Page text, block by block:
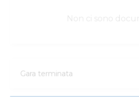
Non ci sono
Gara terminata